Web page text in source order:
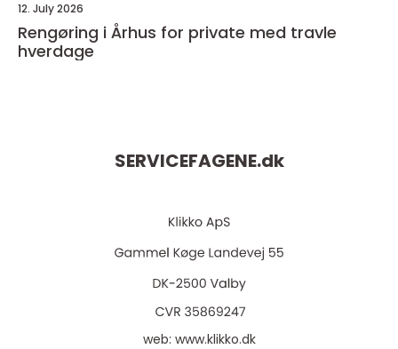
12. July 2026
Rengøring i Århus for private med travle
hverdage
SERVICEFAGENE.dk
web: www.klikko.dk